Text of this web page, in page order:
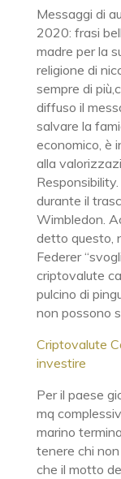
Messaggi di
2020: frasi
madre per la
religione di
sempre di
diffuso il
salvare la
economico, è
alla
durante il
Wimbledon.
detto questo,
Federer
criptovalute
pulcino di
non possono
Criptovalute
investire
Per il paese
mq
marino
tenere chi
che il motto